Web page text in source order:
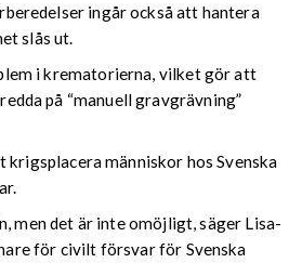
ingår också att hantera
slås ut.
i krematorierna, vilket gör att
på “manuell gravgrävning”
människor hos Svenska
men det är inte omöjligt, säger Lisa-
för civilt försvar för Svenska